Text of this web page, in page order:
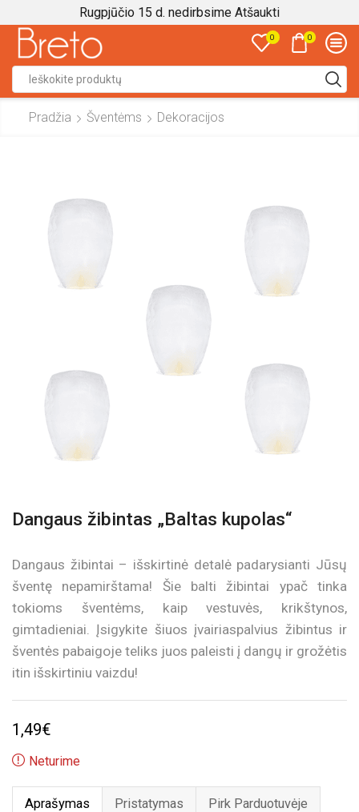
Rugpjūčio 15 d. nedirbsime Atšaukti
0 0
input
Pradžia Šventėms Dekoracijos
Dangaus žibintas „Baltas kupolas“
Dangaus žibintai – išskirtinė detalė padarysianti Jūsų
šventę nepamirštama! Šie balti žibintai ypač tinka
tokioms šventėms, kaip vestuvės, krikštynos,
gimtadieniai. Įsigykite šiuos įvairiaspalvius žibintus ir
šventės pabaigoje teliks juos paleisti į dangų ir grožėtis
itin išskirtiniu vaizdu!
1,49€
Neturime
Aprašymas Pristatymas Pirk Parduotuvėje